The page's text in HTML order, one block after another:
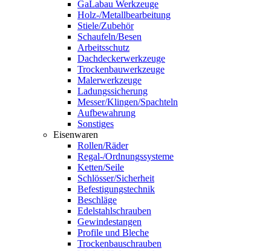
GaLabau Werkzeuge
Holz-/Metallbearbeitung
Stiele/Zubehör
Schaufeln/Besen
Arbeitsschutz
Dachdeckerwerkzeuge
Trockenbauwerkzeuge
Malerwerkzeuge
Ladungssicherung
Messer/Klingen/Spachteln
Aufbewahrung
Sonstiges
Eisenwaren
Rollen/Räder
Regal-/Ordnungssysteme
Ketten/Seile
Schlösser/Sicherheit
Befestigungstechnik
Beschläge
Edelstahlschrauben
Gewindestangen
Profile und Bleche
Trockenbauschrauben